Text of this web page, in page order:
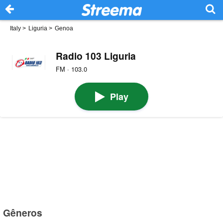
Italy > Liguria > Genoa
Radio 103 Liguria
FM · 103.0
Play
Gêneros